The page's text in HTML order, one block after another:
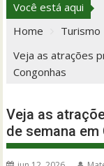
Você está aqui
Home
Turismo
Veja as atrações
Congonhas
Veja as
de semana em